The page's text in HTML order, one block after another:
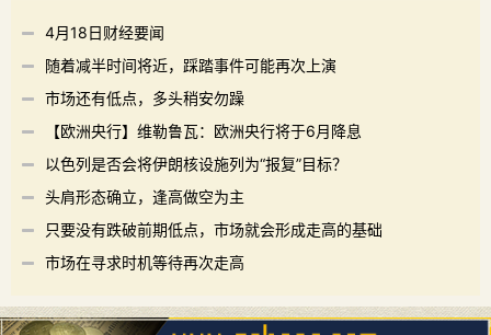
4月18日财经要闻
随着减半时间将近，踩踏事件可能再次上演
市场还有低点，多头稍安勿躁
【欧洲央行】维勒鲁瓦：欧洲央行将于6月降息
以色列是否会将伊朗核设施列为“报复”目标？
头肩形态确立，逢高做空为主
只要没有跌破前期低点，市场就会形成走高的基础
市场在寻求时机等待再次走高